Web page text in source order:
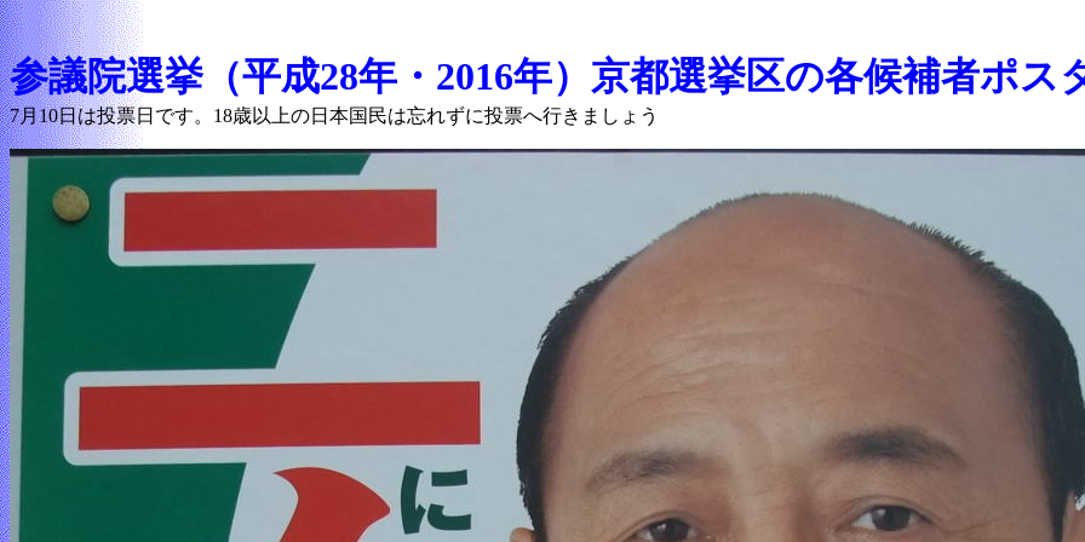
参議院選挙（平成28年・2016年）京都選挙区の各候補者ポス
7月10日は投票日です。18歳以上の日本国民は忘れずに投票へ行きましょう